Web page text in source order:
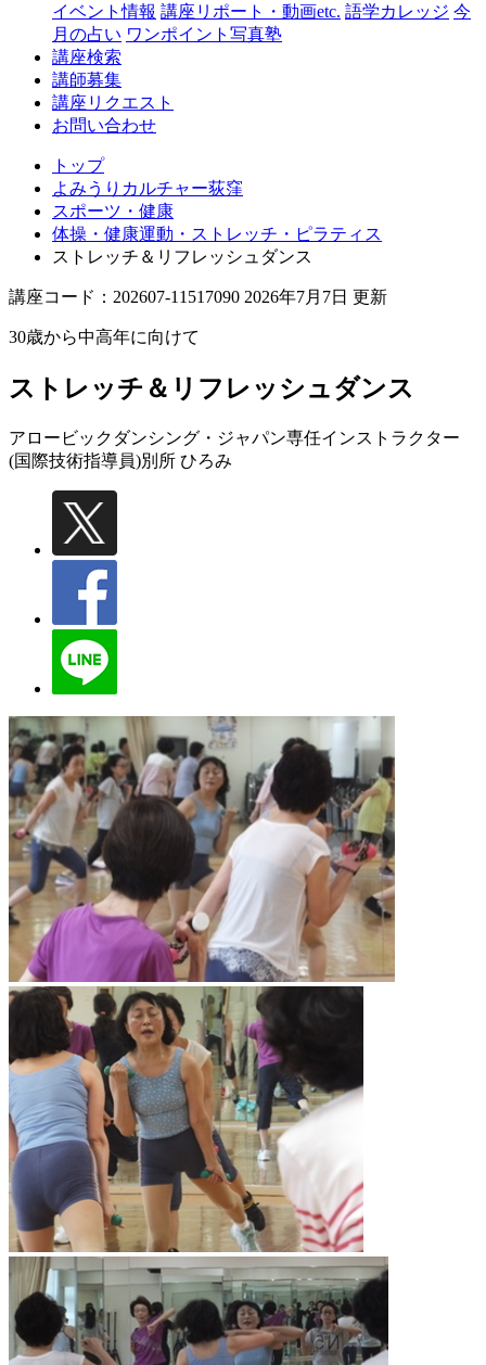
イベント情報 講座リポート・動画etc. 語学カレッジ 今
月の占い ワンポイント写真塾
講座検索
講師募集
講座リクエスト
お問い合わせ
トップ
よみうりカルチャー荻窪
スポーツ・健康
体操・健康運動・ストレッチ・ピラティス
ストレッチ＆リフレッシュダンス
講座コード：202607-11517090 2026年7月7日 更新
30歳から中高年に向けて
ストレッチ＆リフレッシュダンス
アロービックダンシング・ジャパン専任インストラクター
(国際技術指導員)別所 ひろみ